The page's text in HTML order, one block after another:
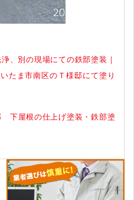
、別の現場にての鉄部塗装｜
たま市南区のＴ様邸にて塗り
下屋根の仕上げ塗装・鉄部塗